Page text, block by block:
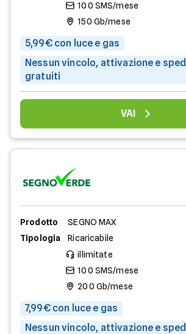
100 SMS/mese
150 Gb/mese
5,99€ con luce e gas
Nessun vincolo, attivazione e
gratuiti
VAI
Prodotto
SEGNO MAX
Tipologia
Ricaricabile
illimitate
100 SMS/mese
200 Gb/mese
7,99€ con luce e gas
Nessun vincolo, attivazione e